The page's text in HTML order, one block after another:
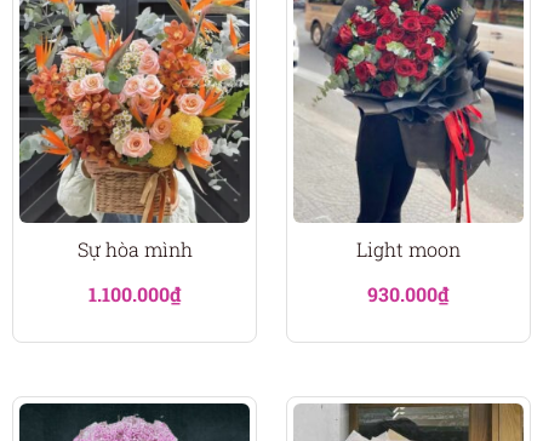
Sự hòa mình
1.100.000₫
Light moon
930.000₫